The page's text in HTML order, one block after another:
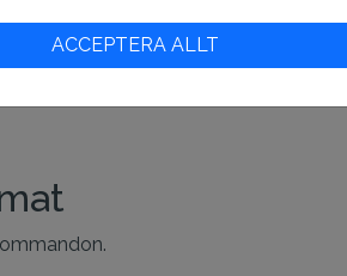
nokeys -in certificate.pem
pkcs12 -export -out cert.pfx -
ACCEPTERA ALLT